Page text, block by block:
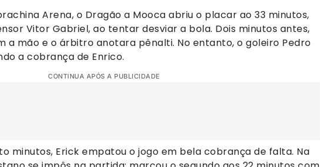
Arena, o Dragão a Mooca abriu o placar ao 33 minutos,
Vitor Gabriel, ao tentar desviar a bola. Dois minutos antes,
a mão e o árbitro anotara pênalti. No entanto, o goleiro Pedro
a cobrança de Enrico.
CONTINUA APÓS A PUBLICIDADE
minutos, Erick empatou o jogo em bela cobrança de falta. Na